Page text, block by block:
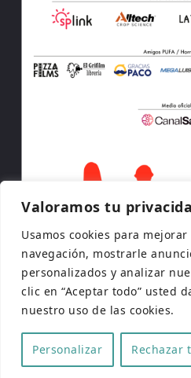
Valoramos tu
Usamos cookies para
navegación, mostrarle
personalizados y analizar
clic en “Aceptar todo” usted
nuestro uso de las cookies.
Personalizar Rechazar